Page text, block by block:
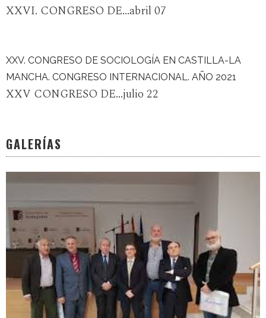
XXVI. CONGRESO DE...abril 07
XXV. CONGRESO DE SOCIOLOGÍA EN CASTILLA-LA
MANCHA. CONGRESO INTERNACIONAL. AÑO 2021
XXV CONGRESO DE...julio 22
GALERÍAS